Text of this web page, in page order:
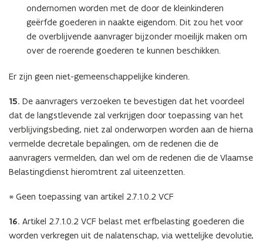
ondernomen worden met de door de kleinkinderen
geërfde goederen in naakte eigendom. Dit zou het voor
de overblijvende aanvrager bijzonder moeilijk maken om
over de roerende goederen te kunnen beschikken.
Er zijn geen niet-gemeenschappelijke kinderen.
15. De aanvragers verzoeken te bevestigen dat het voordeel
dat de langstlevende zal verkrijgen door toepassing van het
verblijvingsbeding, niet zal onderworpen worden aan de hierna
vermelde decretale bepalingen, om de redenen die de
aanvragers vermelden, dan wel om de redenen die de Vlaamse
Belastingdienst hieromtrent zal uiteenzetten.
* Geen toepassing van artikel 2.7.1.0.2 VCF
16. Artikel 2.7.1.0.2 VCF belast met erfbelasting goederen die
worden verkregen uit de nalatenschap, via wettelijke devolutie,